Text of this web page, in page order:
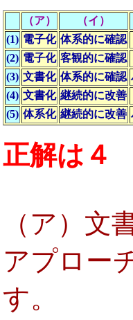
（ア） （イ）
(1) 電子化 体系的に確認
(2) 電子化 客観的に確認
(3) 文書化 体系的に確認
(4) 文書化 継続的に改善
(5) 体系化 継続的に改善
正解は４
（ア）文
アプロー
す。